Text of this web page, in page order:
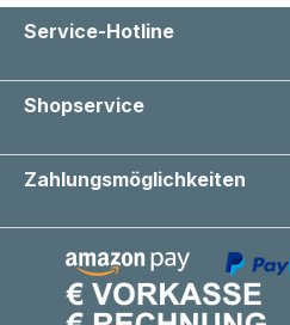
Service-Hotline
Shopservice
Zahlungsmöglichkeiten